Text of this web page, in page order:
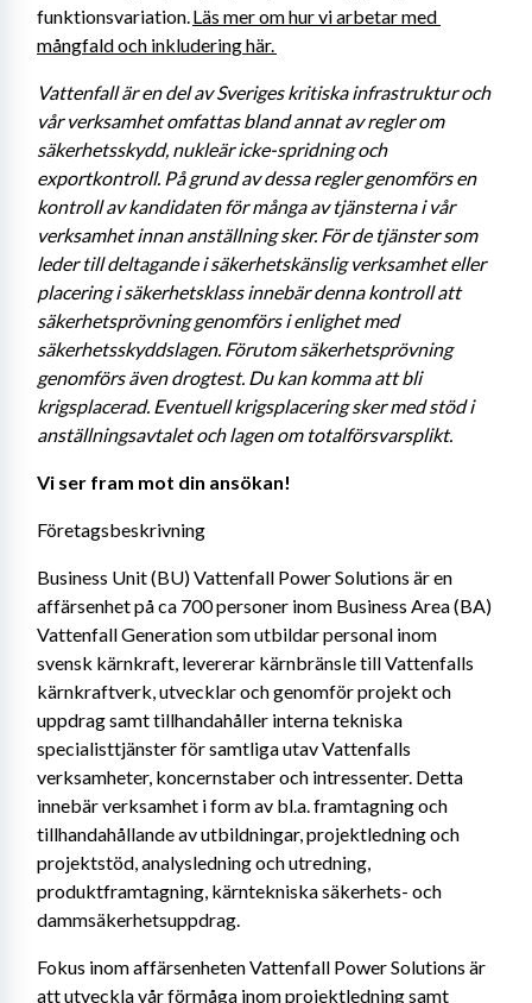
funktionsvariation. Läs mer om hur vi arbetar med
mångfald och inkludering här.
Vattenfall är en del av Sveriges kritiska infrastruktur och
vår verksamhet omfattas bland annat av regler om
säkerhetsskydd, nukleär icke-spridning och
exportkontroll. På grund av dessa regler genomförs en
kontroll av kandidaten för många av tjänsterna i vår
verksamhet innan anställning sker. För de tjänster som
leder till deltagande i säkerhetskänslig verksamhet eller
placering i säkerhetsklass innebär denna kontroll att
säkerhetsprövning genomförs i enlighet med
säkerhetsskyddslagen. Förutom säkerhetsprövning
genomförs även drogtest. Du kan komma att bli
krigsplacerad. Eventuell krigsplacering sker med stöd i
anställningsavtalet och lagen om totalförsvarsplikt.
Vi ser fram mot din ansökan!
Företagsbeskrivning
Business Unit (BU) Vattenfall Power Solutions är en
affärsenhet på ca 700 personer inom Business Area (BA)
Vattenfall Generation som utbildar personal inom
svensk kärnkraft, levererar kärnbränsle till Vattenfalls
kärnkraftverk, utvecklar och genomför projekt och
uppdrag samt tillhandahåller interna tekniska
specialisttjänster för samtliga utav Vattenfalls
verksamheter, koncernstaber och intressenter. Detta
innebär verksamhet i form av bl.a. framtagning och
tillhandahållande av utbildningar, projektledning och
projektstöd, analysledning och utredning,
produktframtagning, kärntekniska säkerhets- och
dammsäkerhetsuppdrag.
Fokus inom affärsenheten Vattenfall Power Solutions är
att utveckla vår förmåga inom projektledning samt